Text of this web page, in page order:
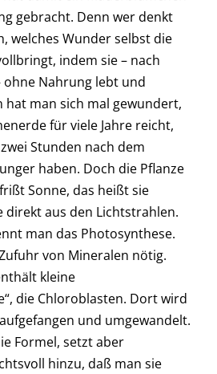
gebracht. Denn wer denkt
welches Wunder selbst die
indem sie – nach
ohne Nahrung lebt und
hat man sich mal gewundert,
für viele Jahre reicht,
Stunden nach dem
haben. Doch die Pflanze
Sonne, das heißt sie
direkt aus den Lichtstrahlen.
man das Photosynthese.
von Mineralen nötig.
kleine
die Chloroblasten. Dort wird
und umgewandelt.
Formel, setzt aber
hinzu, daß man sie